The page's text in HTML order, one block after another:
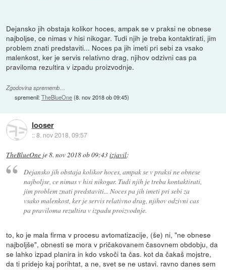
Dejansko jih obstaja kolikor hoces, ampak se v praksi ne obnese
najboljse, ce nimas v hisi nikogar. Tudi njih je treba kontaktirati, jim
problem znati predstaviti... Noces pa jih imeti pri sebi za vsako
malenkost, ker je servis relativno drag, njihov odzivni cas pa
praviloma rezultira v izpadu proizvodnje.
Zgodovina sprememb…
spremenil:TheBlueOne(8. nov 2018 ob 09:45)
looser
::8. nov 2018, 09:57
TheBlueOne je8. nov 2018 ob 09:43izjavil:
Dejansko jih obstaja kolikor hoces, ampak se v praksi ne obnese
najboljse, ce nimas v hisi nikogar. Tudi njih je treba kontaktirati,
jim problem znati predstaviti... Noces pa jih imeti pri sebi za
vsako malenkost, ker je servis relativno drag, njihov odzivni cas
pa praviloma rezultira v izpadu proizvodnje.
to, ko je mala firma v procesu avtomatizacije, (še) ni, "ne obnese
najboljše", obnesti se mora v pričakovanem časovnem obdobju, da
se lahko izpad planira in kdo vskoči ta čas. kot da čakaš mojstre,
da ti pridejo kaj porihtat, a ne, svet se ne ustavi. ravno danes sem